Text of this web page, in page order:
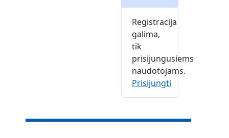
Registracija
galima,
tik
prisijungusiems
naudotojams.
Prisijungti